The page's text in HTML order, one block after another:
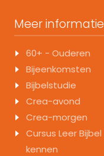
Meer informatie
60+ - Ouderen
Bijeenkomsten
Bijbelstudie
Crea-avond
Crea-morgen
Cursus Leer Bijbel
kennen